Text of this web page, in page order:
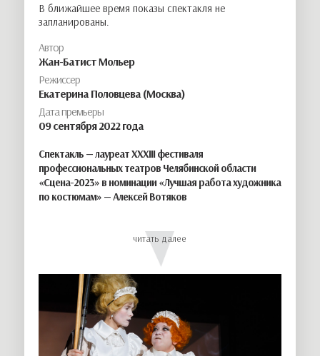
В ближайшее время показы спектакля не
запланированы.
Автор
Жан-Батист Мольер
Режиссер
Екатерина Половцева (Москва)
Дата премьеры
09сентября2022 года
Спектакль — лауреатXXXIII фестиваля
профессиональных театров Челябинской области
«Сцена-2023» в номинации «Лучшая работа художника
по костюмам» — Алексей Вотяков
«Тартюф» Мольера – комедия удивительная! Сейчас мы
живем в такие времена, когда тартюфы встречаются на
каждом шагу: «Эпоха Мольера прошла, а подлецы вечны». В
каждом из персонажей современный зритель может узнать
себя или человека, сидящего рядом. Мольер написал
сатирическую пьесу, в которой разоблачает «Общество
святых даров» — тайное религиозное учреждение, которое
старалось подчинить своей власти все сферы жизни в
стране.
читать далее